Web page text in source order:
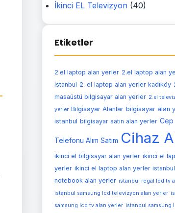
İkinci EL Televizyon (40)
Etiketler
2.el laptop alan yerler 2.el laptop alan
istanbul 2. el laptop alan yerler kadıköy
masaüstü bilgisayar alan yerler 2.el
yerler Bilgisayar Alanlar bilgisayar alan
istanbul bilgisayar satın alan yerler Cep
Telefonu Alım Satım Cihaz
ikinci el bilgisayar alan yerler ikinci el
yerler ikinci el laptop alan yerler istanbul
notebook alan yerler istanbul regal led tv
istanbul samsung lcd televizyon alan yerler
samsung lcd tv alan yerler istanbul samsung